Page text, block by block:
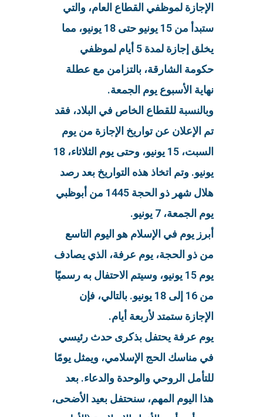
الإجازة لموظفي القطاع العام، والتي
ستبدأ من 15 يونيو حتى 18 يونيو، مما
يخلق إجازة لمدة 5 أيام لموظفي
حكومة الشارقة، بالتزامن مع عطلة
نهاية الأسبوع يوم الجمعة.
وبالنسبة للقطاع الخاص في البلاد، فقد
تم الإعلان عن تواريخ الإجازة من يوم
السبت، 15 يونيو، وحتى يوم الثلاثاء، 18
يونيو. وتم اتخاذ هذه التواريخ بعد رصد
هلال شهر ذو الحجة 1445 من أبوظبي
يوم الجمعة، 7 يونيو.
أبرز يوم في الإسلام هو اليوم التاسع
من ذو الحجة، يوم عرفة، الذي يصادف
يوم 15 يونيو، وسيتم الاحتفال به رسميًا
من 16 إلى 18 يونيو. بالتالي، فإن
الإجازة ستمتد لأربعة أيام.
يوم عرفة يحتفل بذكرى حدث رئيسي
في مناسك الحج الإسلامي، ويمثل يومًا
للتأمل الروحي والوحدة والدعاء. بعد
هذا اليوم المهم، سنحتفل بعيد الأضحى،